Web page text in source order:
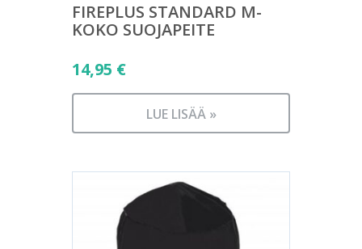
FIREPLUS STANDARD M-
KOKO SUOJAPEITE
14,95 €
LUE LISÄÄ »